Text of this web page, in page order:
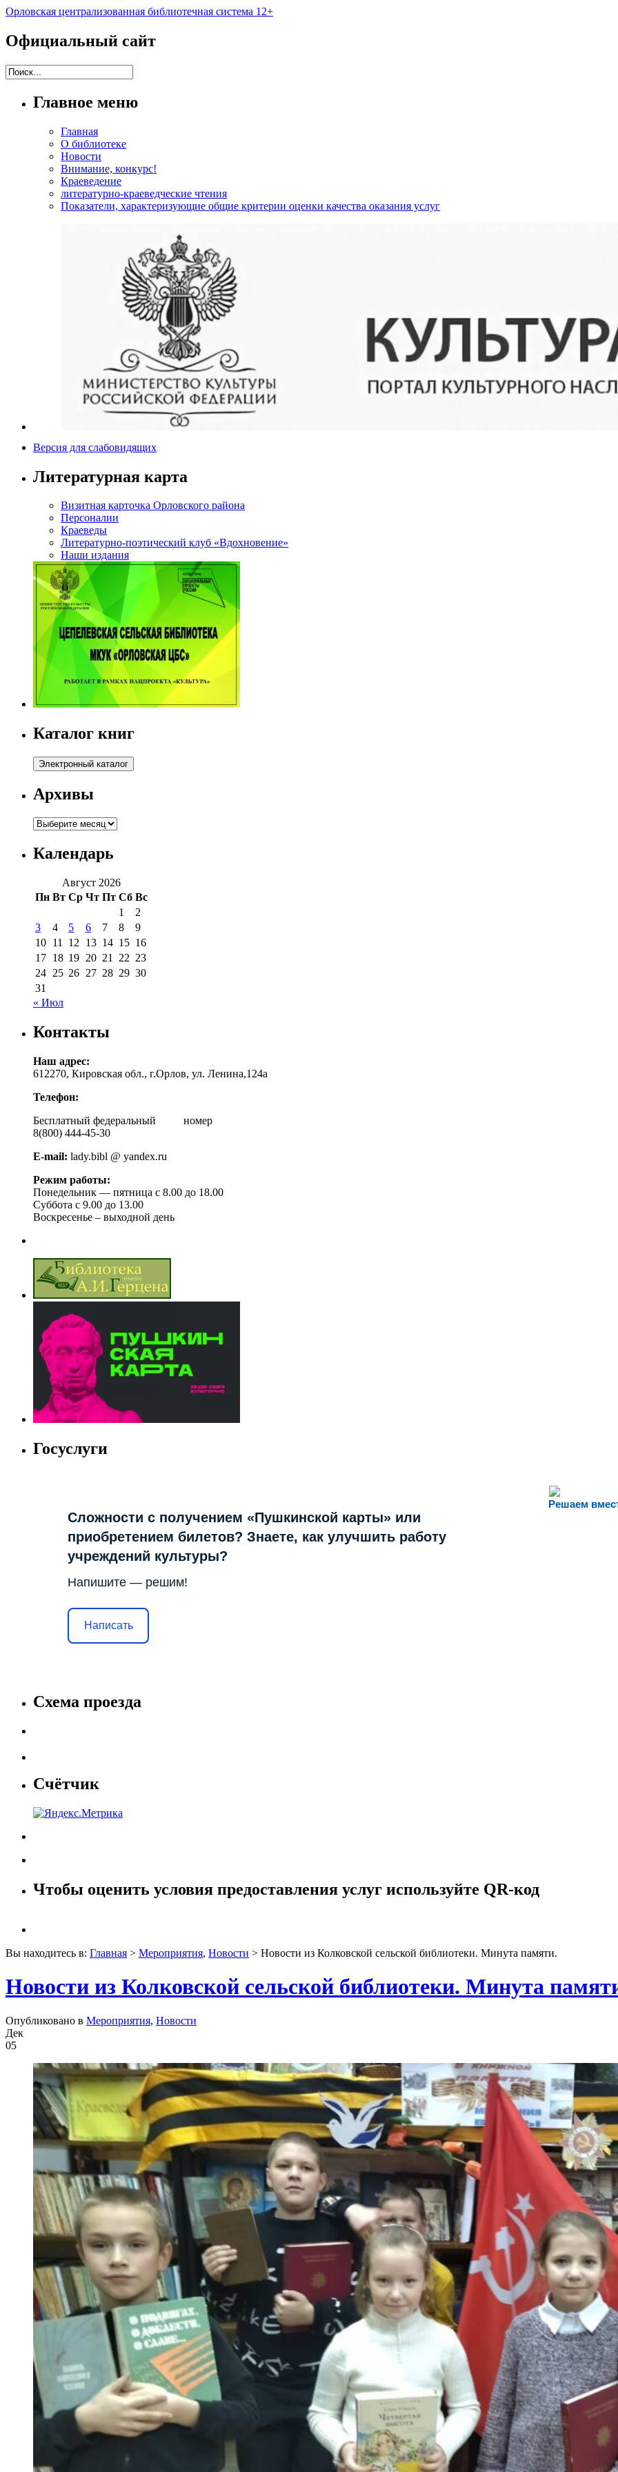
Орловская централизованная библиотечная система 12+
Официальный сайт
Главное меню
Главная
О библиотеке
Новости
Внимание, конкурс!
Краеведение
литературно-краеведческие чтения
Показатели, характеризующие общие критерии оценки качества оказания услуг
Версия для слабовидящих
Литературная карта
Визитная карточка Орловского района
Персоналии
Краеведы
Литературно-поэтический клуб «Вдохновение»
Наши издания
Каталог книг
Архивы
Архивы
Календарь
Август 2026
Пн Вт Ср Чт Пт Сб Вс
1
2
3
4 5 6 7 8
9
10 11 12 13 14 15 16
17 18 19 20 21 22 23
24 25 26 27 28 29 30
31
« Июл
Контакты
Наш адрес:
612270, Кировская обл., г.Орлов, ул. Ленина,124а
Телефон:
Бесплатный федеральный номер
8(800) 444-45-30
E-mail: lady.bibl @ yandex.ru
Режим работы:
Понедельник — пятница с 8.00 до 18.00
Суббота с 9.00 до 13.00
Воскресенье – выходной день
Госуслуги
Решаем
Сложности с получением «Пушкинской карты» или
приобретением билетов? Знаете, как улучшить работу
учреждений культуры?
Напишите — решим!
Написать
Схема проезда
Счётчик
Чтобы оценить условия предоставления услуг используйте QR-код
Вы находитесь в: Главная > Мероприятия, Новости > Новости из Колковской сельской библиотеки. Минута памяти.
Новости из Колковской сельской библиотеки. Минута
Опубликовано в Мероприятия, Новости
Дек
05